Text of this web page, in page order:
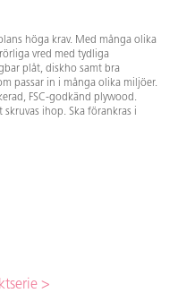
höga krav. Med många olika
vred med tydliga
plåt, diskho samt bra
passar in i många olika miljöer.
FSC-godkänd plywood.
skruvas ihop. Ska förankras i
>